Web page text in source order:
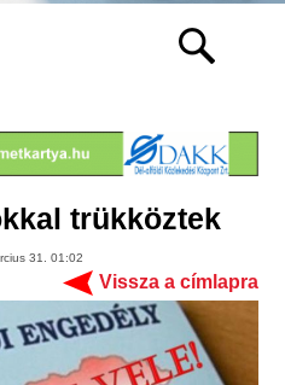
trükköztek
31. 01:02
Vissza a címlapra